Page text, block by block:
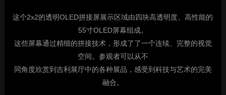
这个2x2的透明OLED拼接屏展示区域由四块高透明度、高性能的
55寸OLED屏幕组成。
这些屏幕通过精细的拼接技术，形成了了一个连续、完整的视觉
空间。参观者可以从不
同角度欣赏到吉利展厅中的各种展品，感受到科技与艺术的完美
融合。